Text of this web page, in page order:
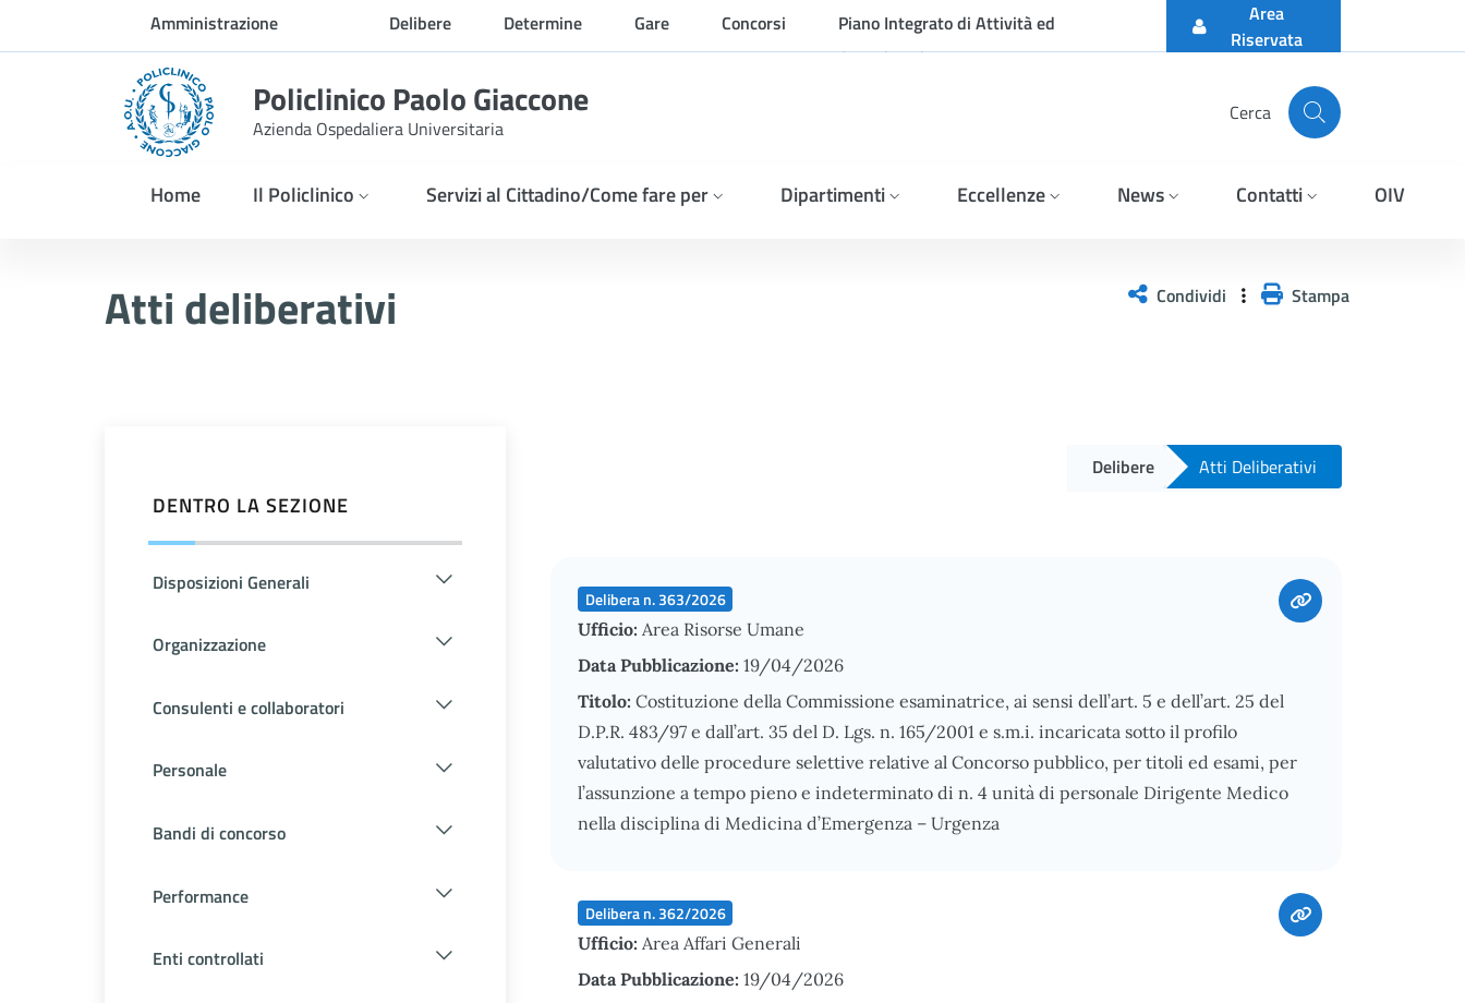
Skip to Main ContentAmministrazione
trasparente
Delibere Determine Gare Concorsi
Piano Integrato di Attività ed
Organizzazione
Area
Riservata
Policlinico Paolo Giaccone
Azienda Ospedaliera Universitaria
Cerca
Home Il Policlinico Servizi al Cittadino/Come fare per Dipartimenti Eccellenze News Contatti OIV
Atti deliberativi Condividi Stampa
DENTRO LA SEZIONE
Disposizioni Generali
Organizzazione
Consulenti e collaboratori
Personale
Bandi di concorso
Performance
Enti controllati
Delibere Atti Deliberativi
Delibera n. 363/2026
Ufficio: Area Risorse Umane
Data Pubblicazione: 19/04/2026
Titolo: Costituzione della Commissione esaminatrice, ai sensi dell’art. 5 e dell’art. 25 del
D.P.R. 483/97 e dall’art. 35 del D. Lgs. n. 165/2001 e s.m.i. incaricata sotto il profilo
valutativo delle procedure selettive relative al Concorso pubblico, per titoli ed esami, per
l’assunzione a tempo pieno e indeterminato di n. 4 unità di personale Dirigente Medico
nella disciplina di Medicina d’Emergenza – Urgenza
Delibera n. 362/2026
Ufficio: Area Affari Generali
Data Pubblicazione: 19/04/2026